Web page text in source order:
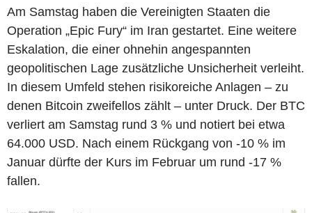
Am Samstag haben die Vereinigten Staaten die
Operation „Epic Fury“ im Iran gestartet. Eine weitere
Eskalation, die einer ohnehin angespannten
geopolitischen Lage zusätzliche Unsicherheit verleiht.
In diesem Umfeld stehen risikoreiche Anlagen – zu
denen Bitcoin zweifellos zählt – unter Druck. Der BTC
verliert am Samstag rund 3 % und notiert bei etwa
64.000 USD. Nach einem Rückgang von -10 % im
Januar dürfte der Kurs im Februar um rund -17 %
fallen.